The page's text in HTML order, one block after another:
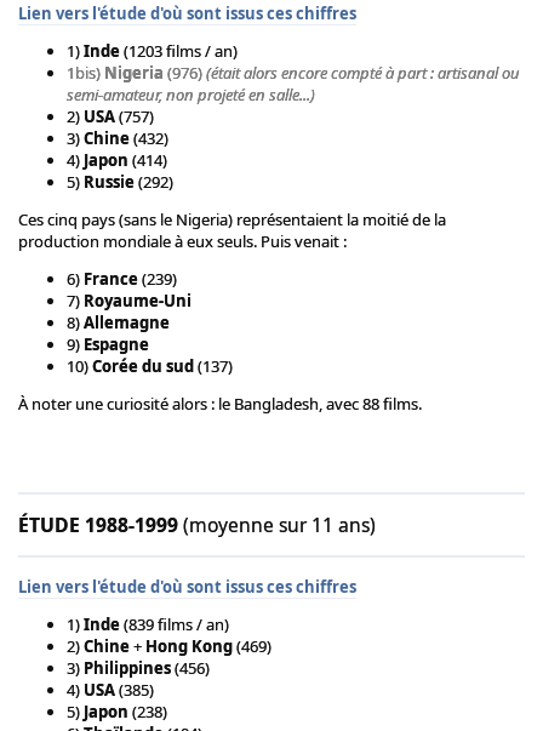
Lien vers l'étude d'où sont issus ces chiffres
1)Inde(1203 films / an)
1bis) Nigeria (976)(était alors encore compté à part : artisanal ou
semi-amateur, non projeté en salle...)
2) USA(757)
3)Chine(432)
4) Japon (414)
5) Russie(292)
Ces cinq pays (sans le Nigeria) représentaient la moitié de la
production mondiale à eux seuls. Puis venait :
6) France(239)
7) Royaume-Uni
8)Allemagne
9) Espagne
10)Corée du sud(137)
À noter une curiosité alors : le Bangladesh, avec 88 films.
ÉTUDE 1988-1999(moyenne sur 11 ans)
Lien vers l'étude d'où sont issus ces chiffres
1)Inde(839 films / an)
2)Chine+ Hong Kong(469)
3) Philippines(456)
4) USA(385)
5) Japon (238)